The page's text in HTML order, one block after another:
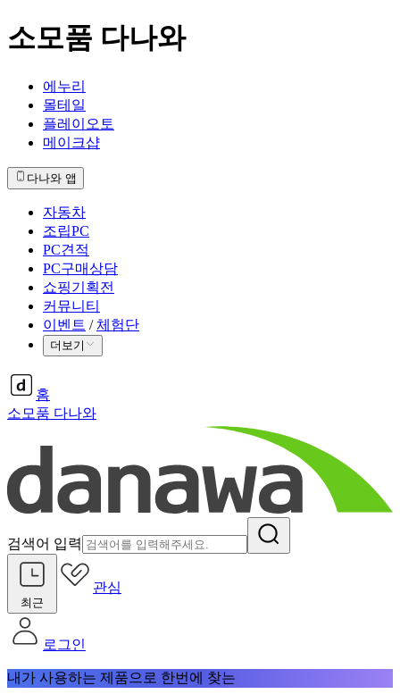
소모품 다나와
에누리
몰테일
플레이오토
메이크샵
다나와 앱
자동차
조립PC
PC견적
PC구매상담
쇼핑기획전
커뮤니티
이벤트 / 체험단
더보기
홈
소모품 다나와
검색어 입력
최근
관심
로그인
내가 사용하는 제품으로 한번에 찾는